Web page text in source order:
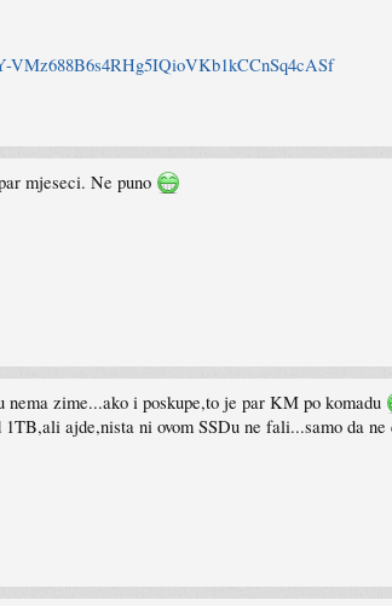
VMz688B6s4RHg5IQioVKb1kCCnSq4cASf
mjeseci. Ne puno
zime...ako i poskupe,to je par KM po komadu
ajde,nista ni ovom SSDu ne fali...samo da ne